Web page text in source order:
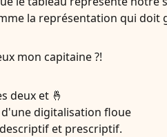
la représentation qui doit
mon capitaine ?!
deux et 🤞
digitalisation floue
et prescriptif.